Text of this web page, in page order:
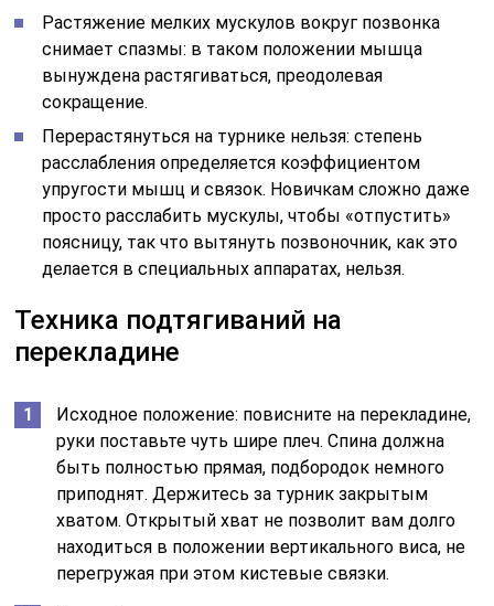
Растяжение мелких мускулов вокруг позвонка
снимает спазмы: в таком положении мышца
вынуждена растягиваться, преодолевая
сокращение.
Перерастянуться на турнике нельзя: степень
расслабления определяется коэффициентом
упругости мышц и связок. Новичкам сложно даже
просто расслабить мускулы, чтобы «отпустить»
поясницу, так что вытянуть позвоночник, как это
делается в специальных аппаратах, нельзя.
Техника подтягиваний на
перекладине
Исходное положение: повисните на перекладине,
руки поставьте чуть шире плеч. Спина должна
быть полностью прямая, подбородок немного
приподнят. Держитесь за турник закрытым
хватом. Открытый хват не позволит вам долго
находиться в положении вертикального виса, не
перегружая при этом кистевые связки.